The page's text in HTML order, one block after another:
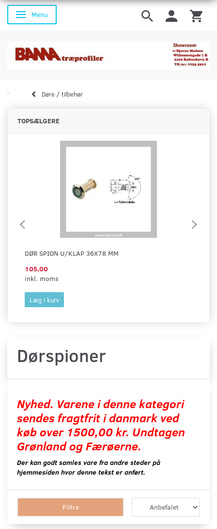
Skifte navigation
Menu
Døre / tilbehør
TOPSÆLGERE
DØR SPION U/KLAP 36X78 MM
105,00
inkl. moms
Læg i kurv
Dørspioner
Nyhed. Varene i denne kategori
sendes fragtfrit i danmark ved
køb over 1500,00 kr. Undtagen
Grønland og Færøerne.
Der kan godt samles vare fra andre steder på
hjemmesiden hvor denne tekst er anført.
Filtre